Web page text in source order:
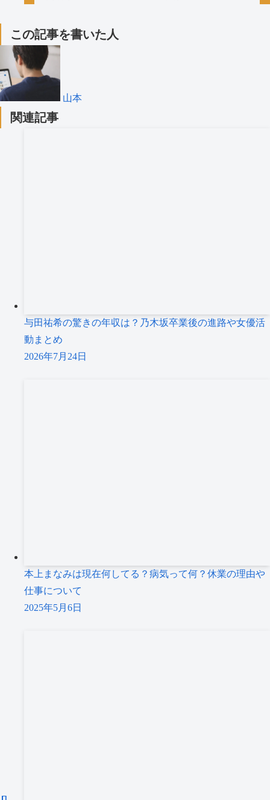
この記事を書いた人
山本
関連記事
与田祐希の驚きの年収は？乃木坂卒業後の進路や女優活
動まとめ
2026年7月24日
本上まなみは現在何してる？病気って何？休業の理由や
仕事について
2025年5月6日